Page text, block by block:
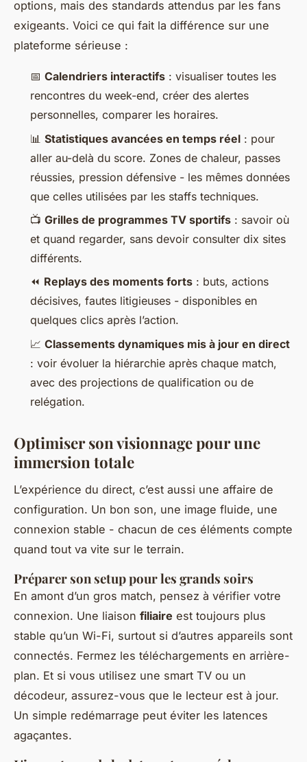
options, mais des standards attendus par les fans
exigeants. Voici ce qui fait la différence sur une
plateforme sérieuse :
📅 Calendriers interactifs : visualiser toutes les
rencontres du week-end, créer des alertes
personnelles, comparer les horaires.
📊 Statistiques avancées en temps réel : pour
aller au-delà du score. Zones de chaleur, passes
réussies, pression défensive - les mêmes données
que celles utilisées par les staffs techniques.
📺 Grilles de programmes TV sportifs : savoir où
et quand regarder, sans devoir consulter dix sites
différents.
⏪ Replays des moments forts : buts, actions
décisives, fautes litigieuses - disponibles en
quelques clics après l’action.
📈 Classements dynamiques mis à jour en direct
: voir évoluer la hiérarchie après chaque match,
avec des projections de qualification ou de
relégation.
Optimiser son visionnage pour une
immersion totale
L’expérience du direct, c’est aussi une affaire de
configuration. Un bon son, une image fluide, une
connexion stable - chacun de ces éléments compte
quand tout va vite sur le terrain.
Préparer son setup pour les grands soirs
En amont d’un gros match, pensez à vérifier votre
connexion. Une liaison filiaire est toujours plus
stable qu’un Wi-Fi, surtout si d’autres appareils sont
connectés. Fermez les téléchargements en arrière-
plan. Et si vous utilisez une smart TV ou un
décodeur, assurez-vous que le lecteur est à jour.
Un simple redémarrage peut éviter les latences
agaçantes.